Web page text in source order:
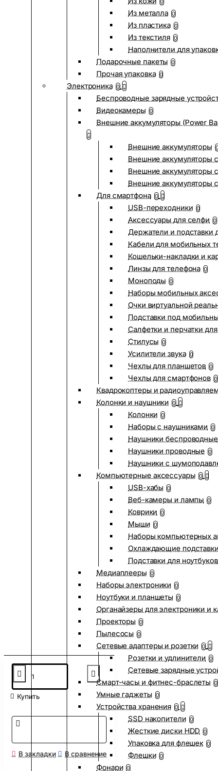
0
Из металла 0
Из пластика 0
Из текстиля 0
Наполнители для
Подарочные пакеты 0
Прочая упаковка 0
Электроника 0
Беспроводные зарядные
Видеокамеры 0
Внешние аккумуляторы (Power
Внешние аккумуляторы
Внешние аккумуляторы
Внешние аккумуляторы
Внешние аккумуляторы
Для смартфона 0
USB-переходники 0
Аксессуары для селфи 0
Держатели и подставки
Кабели для мобильных
Кошельки-накладки и
Линзы для телефона 0
Моноподы 0
Наборы мобильных
Очки виртуальной
Подставки под
Салфетки и перчатки
Стилусы 0
Усилители звука 0
Чехлы для планшетов 0
Чехлы для смартфонов 0
Квадрокоптеры и
Колонки и наушники 0
Колонки 0
Наборы с наушниками 0
Наушники беспроводные
Наушники проводные 0
Наушники с
Компьютерные аксессуары 0
USB-хабы 0
Веб-камеры и лампы 0
Коврики 0
Мыши 0
Наборы компьютерных
Охлаждающие
Подставки для ноутбуков
Медиаплееры 0
Наборы электроники 0
Ноутбуки и планшеты 0
Органайзеры для электроники и
Проекторы 0
Пылесосы 0
Сетевые адаптеры и розетки 0
Розетки и удлинители 0
Сетевые зарядные
Смарт-часы и фитнес-браслеты 0
Умные гаджеты 0
Устройства хранения 0
SSD накопители 0
Жесткие диски HDD 0
Упаковка для флешек 0
Флешки 0
Фонари 0
Купить
В закладки В сравнение